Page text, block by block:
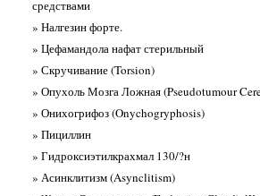
средствами
» Налгезин форте.
» Цефамандола нафат стерильный
» Скручивание (Torsion)
» Опухоль Мозга Ложная (Pseudotumour
» Онихогрифоз (Onychogryphosis)
» Пициллин
» Гидроксиэтилкрахмал 130/?н
» Асинклитизм (Asynclitism)